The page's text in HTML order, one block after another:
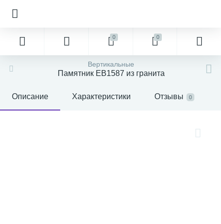
0 0
Вертикальные
Памятник EB1587 из гранита
Описание Характеристики Отзывы 0